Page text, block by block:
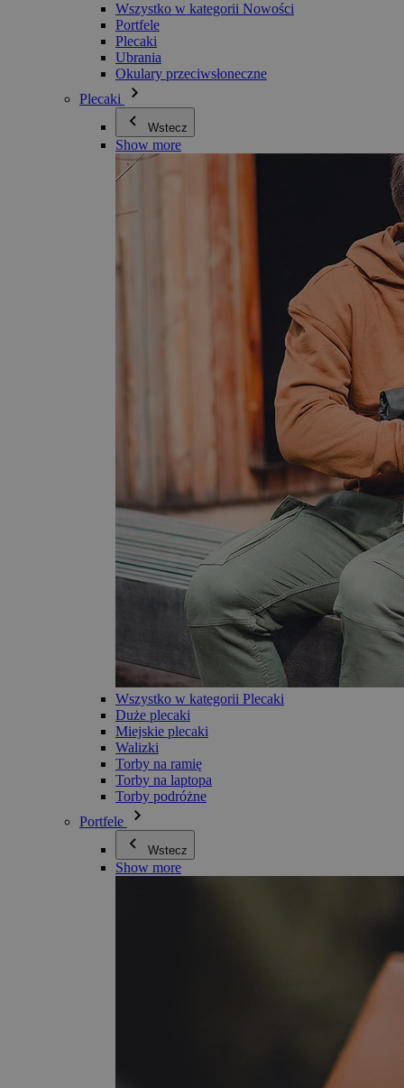
Wszystko w kategorii Nowości
Portfele
Plecaki
Ubrania
Okulary przeciwsłoneczne
Plecaki
Wstecz
Show more
Wszystko w kategorii Plecaki
Duże plecaki
Miejskie plecaki
Walizki
Torby na ramię
Torby na laptopa
Torby podróżne
Portfele
Wstecz
Show more